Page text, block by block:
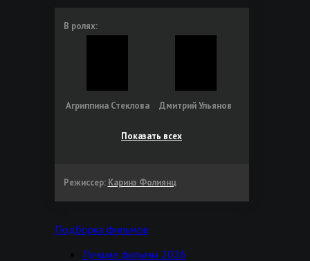
В ролях:
Агриппина Стеклова Дмитрий Ульянов
Показать всех
Режиссер: Каринэ Фолиянц
Подборка фильмов
Лучшие фильмы 2026